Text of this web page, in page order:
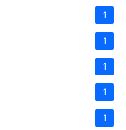
1
1
1
1
1